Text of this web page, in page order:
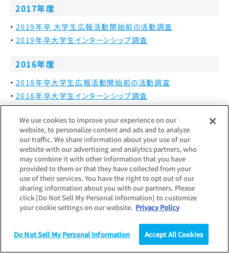
統計（データ） コラム
2017年度
2019年卒 大学生広報活動開始前の活動調査
2019年卒大学生インターンシップ調査
2016年度
2018年卒大学生広報活動開始前の活動調査
2018年卒大学生インターンシップ調査
同カテゴリの調査一覧
最新調査更新日：2025.09.26
調査対象：
企業 個人 学生
新卒採用 総括レポート
新卒採用について状況や見通しをまとめた総括
We use cookies to improve your experience on our
website, to personalize content and ads and to analyze
our traffic. We share information about your use of our
website with our advertising and analytics partners, who
may combine it with other information that you have
provided to them or that they have collected from your
use of their services. You have the right to opt out of our
sharing information about you with our partners. Please
click [Do Not Sell My Personal Information] to customize
your cookie settings on our website. Privacy Policy
Do Not Sell My Personal Information Accept All Cookies